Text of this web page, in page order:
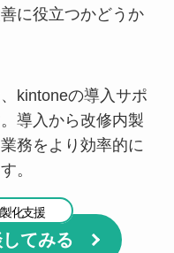
に役立つかどうか
kintoneの導入サポ
導入から改修内製
務をより効率的に
。
化支援
てみる